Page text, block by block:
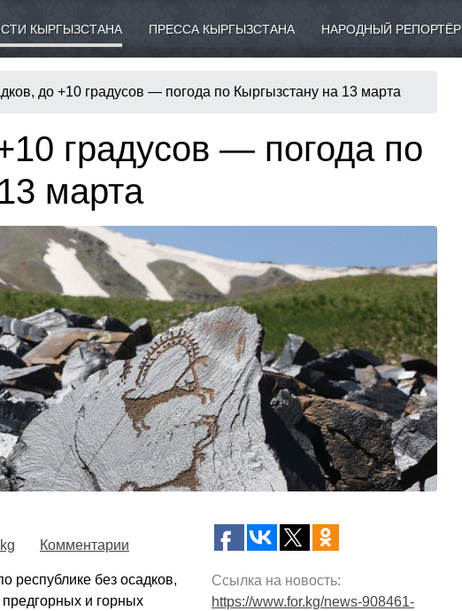
КЫРГЫЗСТАНА ПРЕССА КЫРГЫЗСТАНА НАРОДНЫЙ РЕПОРТЁР
до +10 градусов — погода по Кыргызстану на 13 марта
градусов — погода по
марта
Комментарии
республике без осадков,
и горных
Ссылка на новость:
https://www.for.kg/news-908461-